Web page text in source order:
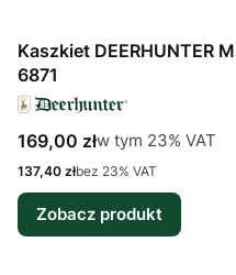
Kaszkiet DEERHUNTER
6871
Cena brutto
169,00 złw tym %s VAT
w tym 23% VAT
Cena netto
137,40 złbez 23% VAT
Zobacz produkt